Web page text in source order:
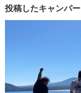
投稿したキャンパー